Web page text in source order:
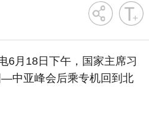
字号
月18日下午，国家主席习
中亚峰会后乘专机回到北